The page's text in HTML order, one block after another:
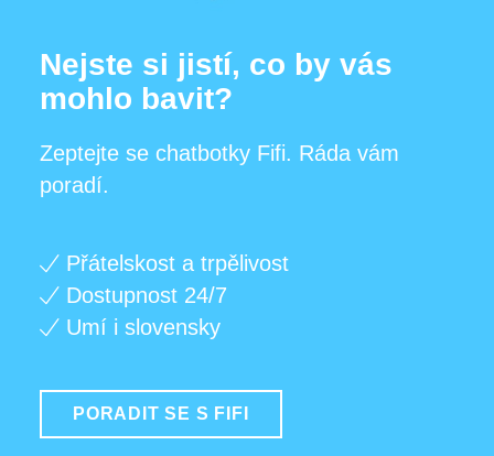
Nejste si jistí, co by vás
mohlo bavit?
Zeptejte se chatbotky Fifi. Ráda vám
poradí.
Přátelskost a trpělivost
Dostupnost 24/7
Umí i slovensky
PORADIT SE S FIFI